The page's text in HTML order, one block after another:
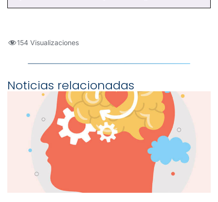
154 Visualizaciones
Noticias relacionadas